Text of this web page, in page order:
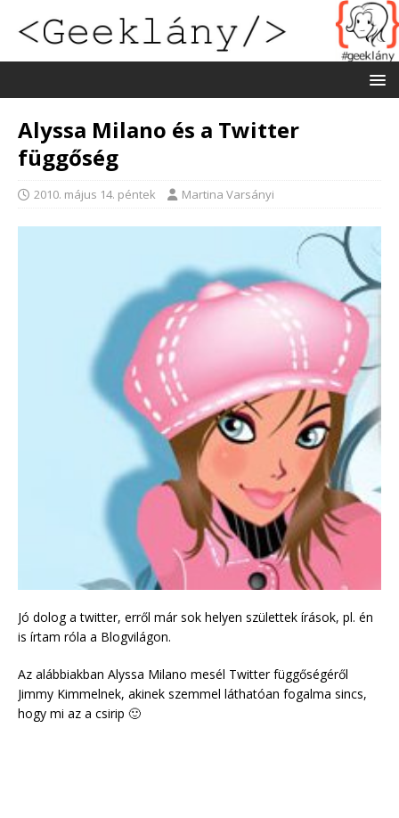
Alyssa Milano és a Twitter
függőség
2010. május 14. péntek Martina Varsányi
Jó dolog a twitter, erről már sok helyen születtek írások, pl. én
is írtam róla a Blogvilágon.
Az alábbiakban Alyssa Milano mesél Twitter függőségéről
Jimmy Kimmelnek, akinek szemmel láthatóan fogalma sincs,
hogy mi az a csirip 🙂